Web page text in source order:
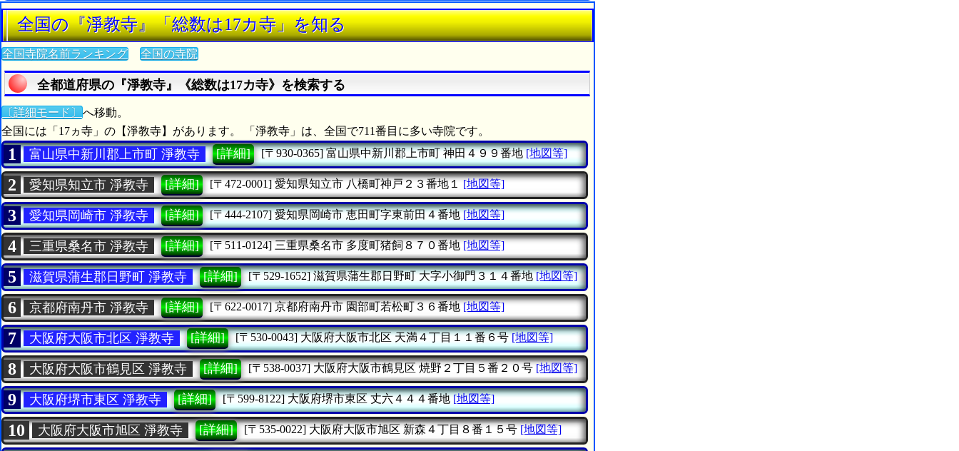
全国の『淨教寺』「総数は17カ寺」を知る
全国寺院名前ランキング 全国の寺院
全都道府県の『淨教寺』《総数は17カ寺》を検索する
〔詳細モード〕 へ移動。
全国には「17ヵ寺」の【淨教寺】があります。 「淨教寺」は、全国で711番目に多い寺院です。
1 富山県中新川郡上市町 淨教寺 [詳細] [〒930-0365] 富山県中新川郡上市町神田４９９番地 [地図等]
2 愛知県知立市 淨教寺 [詳細] [〒472-0001] 愛知県知立市 八橋町神戸２３番地１ [地図等]
3 愛知県岡崎市 淨教寺 [詳細] [〒444-2107] 愛知県岡崎市恵田町字東前田４番地 [地図等]
4 三重県桑名市 淨教寺 [詳細] [〒511-0124] 三重県桑名市 多度町猪飼８７０番地 [地図等]
5 滋賀県蒲生郡日野町 淨教寺 [詳細] [〒529-1652] 滋賀県蒲生郡日野町大字小御門３１４番地 [地図等]
6 京都府南丹市 淨教寺 [詳細] [〒622-0017] 京都府南丹市 園部町若松町３６番地 [地図等]
7 大阪府大阪市北区 淨教寺 [詳細] [〒530-0043] 大阪府大阪市北区天満４丁目１１番６号 [地図等]
8 大阪府大阪市鶴見区 淨教寺 [詳細] [〒538-0037] 大阪府大阪市鶴見区 焼野２丁目５番２０号 [地図等]
9 大阪府堺市東区 淨教寺 [詳細] [〒599-8122] 大阪府堺市東区丈六４４４番地 [地図等]
10 大阪府大阪市旭区 淨教寺 [詳細] [〒535-0022] 大阪府大阪市旭区 新森４丁目８番１５号 [地図等]